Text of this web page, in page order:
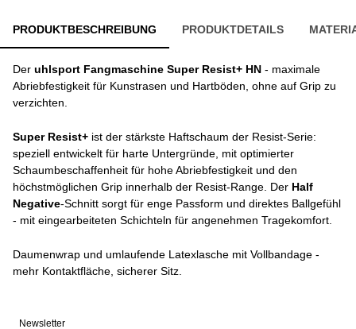
PRODUKTBESCHREIBUNG PRODUKTDETAILS
Der uhlsport Fangmaschine Super Resist+ HN - maximale
Abriebfestigkeit für Kunstrasen und Hartböden, ohne auf Grip zu
verzichten.
Super Resist+ ist der stärkste Haftschaum der Resist-Serie:
speziell entwickelt für harte Untergründe, mit optimierter
Schaumbeschaffenheit für hohe Abriebfestigkeit und den
höchstmöglichen Grip innerhalb der Resist-Range. Der Half
Negative-Schnitt sorgt für enge Passform und direktes Ballgefühl
- mit eingearbeiteten Schichteln für angenehmen Tragekomfort.
Daumenwrap und umlaufende Latexlasche mit Vollbandage -
mehr Kontaktfläche, sicherer Sitz.
Newsletter